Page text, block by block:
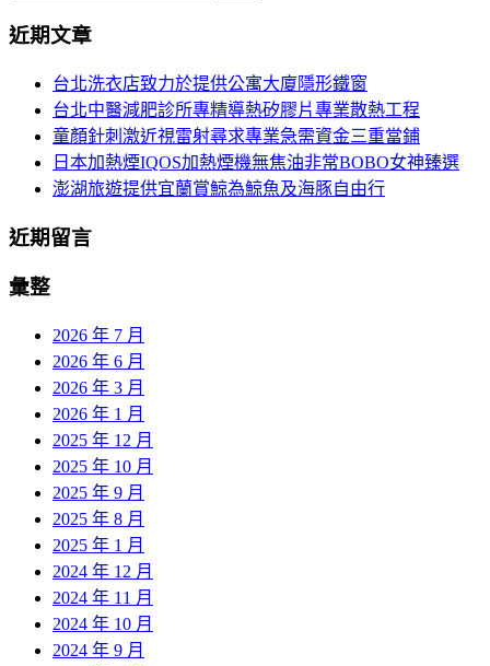
覽
關
近期文章
台北洗衣店致力於提供公寓大廈隱形鐵窗
台北中醫減肥診所專精導熱矽膠片專業散熱工程
童顏針刺激近視雷射尋求專業急需資金三重當鋪
日本加熱煙IQOS加熱煙機無焦油非常BOBO女神臻選
澎湖旅遊提供宜蘭賞鯨為鯨魚及海豚自由行
近期留言
彙整
2026 年 7 月
2026 年 6 月
2026 年 3 月
2026 年 1 月
2025 年 12 月
2025 年 10 月
2025 年 9 月
2025 年 8 月
2025 年 1 月
2024 年 12 月
2024 年 11 月
2024 年 10 月
2024 年 9 月